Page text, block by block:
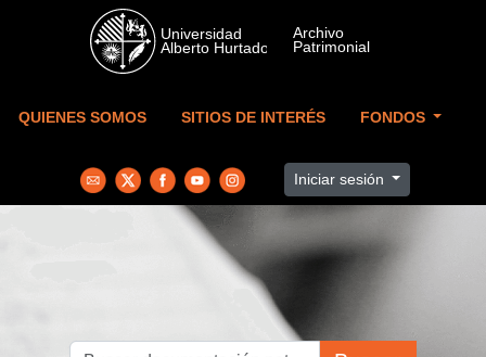
Skip to main content
QUIENES SOMOS SITIOS DE INTERÉS FONDOS
Iniciar sesión